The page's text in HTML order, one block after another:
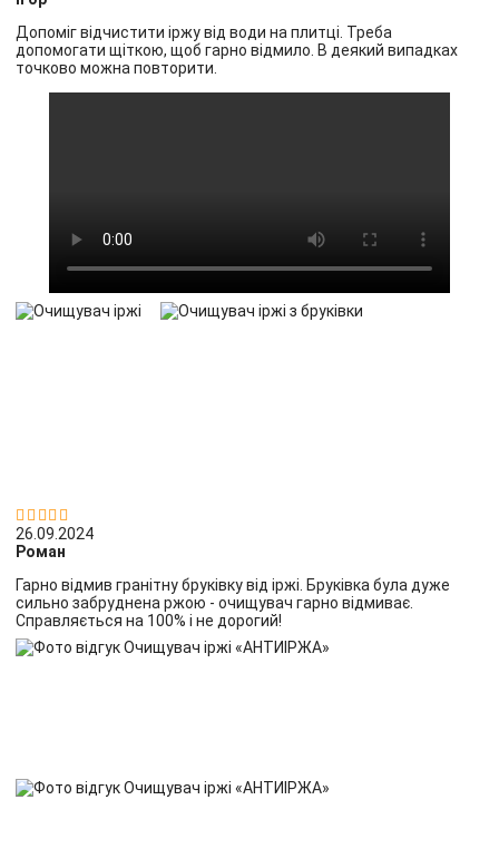
Допоміг відчистити іржу від води на плитці. Треба
допомогати щіткою, щоб гарно відмило. В деякий випадках
точково можна повторити.


26.09.2024
Роман
Гарно відмив гранітну бруківку від іржі. Бруківка була дуже
сильно забруднена ржою - очищувач гарно відмиває.
Справляється на 100% і не дорогий!